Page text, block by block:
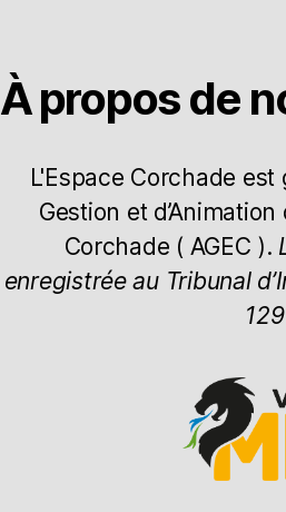
À propos de
L'Espace Corchade
Gestion et
Corchade ( AGEC ).
enregistrée au Tribunal